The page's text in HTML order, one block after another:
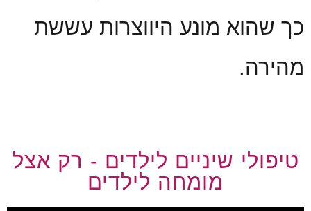
כך שהוא מונע היווצרות עששת
מהירה.
טיפולי שיניים לילדים - רק אצל
מומחה לילדים